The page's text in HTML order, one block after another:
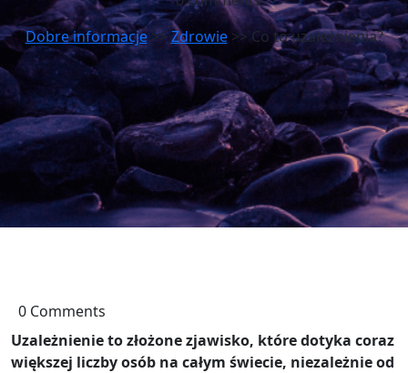
Dobre informacje>> Zdrowie>> Co to uzależnienia?
0 Comments
Uzależnienie to złożone zjawisko, które dotyka coraz
większej liczby osób na całym świecie, niezależnie od